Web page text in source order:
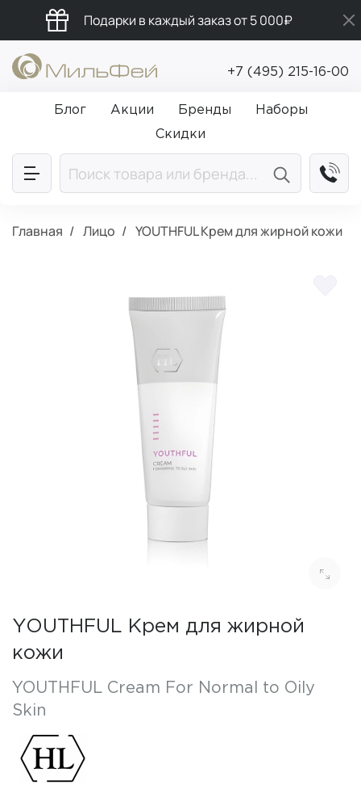
Подарки в каждый заказ от 5 000₽
Промокод ПРИВЕТ
Бесплатная доставка от 5 000₽
+7 (495) 215-16-00
Блог Акции Бренды
Наборы
Скидки
Главная Лицо YOUTHFUL Крем для жирной кожи
YOUTHFUL Крем для жирной
кожи
YOUTHFUL Cream For Normal to Oily
Skin